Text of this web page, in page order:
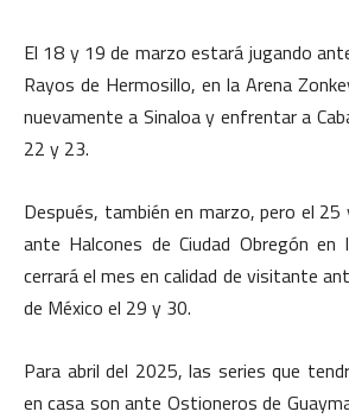
El 18 y 19 de marzo estará jugando
Rayos de Hermosillo, en la Arena
nuevamente a Sinaloa y enfrentar a
22 y 23.
Después, también en marzo, pero el
ante Halcones de Ciudad Obregón
cerrará el mes en calidad de visitante
de México el 29 y 30.
Para abril del 2025, las series que
en casa son ante Ostioneros de